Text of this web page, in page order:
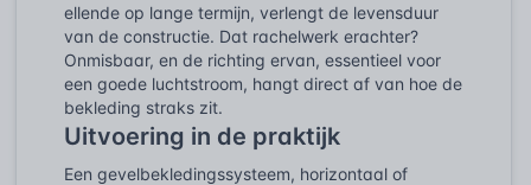
ellende op lange termijn, verlengt de levensduur
van de constructie. Dat rachelwerk erachter?
Onmisbaar, en de richting ervan, essentieel voor
een goede luchtstroom, hangt direct af van hoe de
bekleding straks zit.
Uitvoering in de praktijk
Een gevelbekledingssysteem, horizontaal of